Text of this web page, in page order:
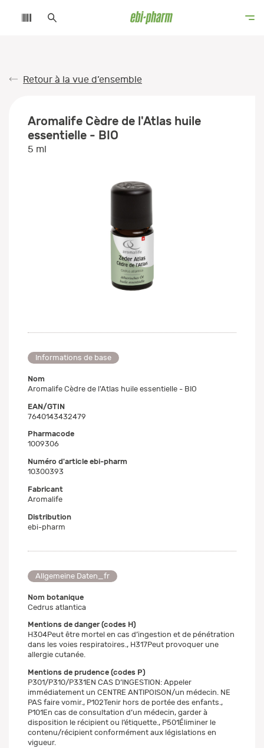
Retour à la vue d’ensemble
Aromalife Cèdre de l'Atlas huile
essentielle - BIO
5 ml
Informations de base
Nom
Aromalife Cèdre de l'Atlas huile essentielle - BIO
EAN/GTIN
7640143432479
Pharmacode
1009306
Numéro d'article ebi-pharm
10300393
Fabricant
Aromalife
Distribution
ebi-pharm
Allgemeine Daten_fr
Nom botanique
Cedrus atlantica
Mentions de danger (codes H)
H304Peut être mortel en cas d’ingestion et de pénétration
dans les voies respiratoires., H317Peut provoquer une
allergie cutanée.
Mentions de prudence (codes P)
P301/P310/P331EN CAS D’INGESTION: Appeler
immédiatement un CENTRE ANTIPOISON/un médecin. NE
PAS faire vomir., P102Tenir hors de portée des enfants.,
P101En cas de consultation d’un médecin, garder à
disposition le récipient ou l’étiquette., P501Éliminer le
contenu/récipient conformément aux législations en
vigueur.